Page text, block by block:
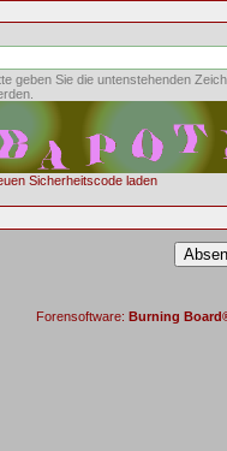
geben Sie die untenstehenden
Sicherheitscode laden
Forensoftware: Burning